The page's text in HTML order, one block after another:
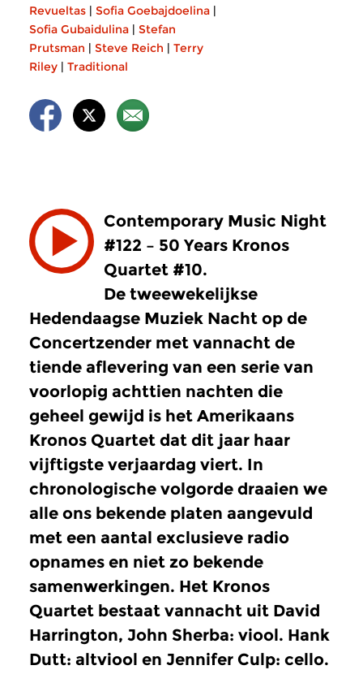
Revueltas | Sofia Goebajdoelina |
Sofia Gubaidulina | Stefan
Prutsman | Steve Reich | Terry
Riley | Traditional
Contemporary Music Night
#122 – 50 Years Kronos
Quartet #10.
De tweewekelijkse
Hedendaagse Muziek Nacht op de
Concertzender met vannacht de
tiende aflevering van een serie van
voorlopig achttien nachten die
geheel gewijd is het Amerikaans
Kronos Quartet dat dit jaar haar
vijftigste verjaardag viert. In
chronologische volgorde draaien we
alle ons bekende platen aangevuld
met een aantal exclusieve radio
opnames en niet zo bekende
samenwerkingen. Het Kronos
Quartet bestaat vannacht uit David
Harrington, John Sherba: viool. Hank
Dutt: altviool en Jennifer Culp: cello.